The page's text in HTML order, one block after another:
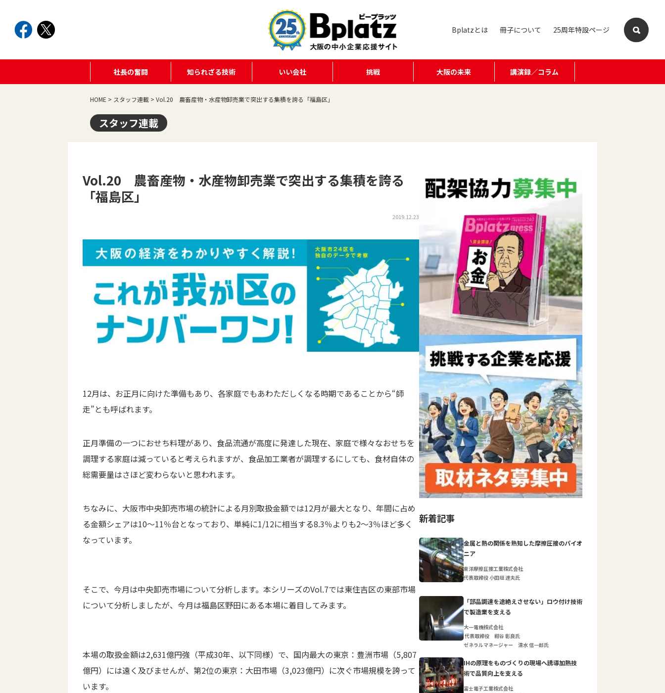
Bplatzとは 冊子について 25周年特設ページ
社長の奮闘 知られざる技術 いい会社 挑戦 大阪の未来 講演録／コラム
HOME > スタッフ連載 > Vol.20 農畜産物・水産物卸売業で突出する集積を誇る「福島区」
スタッフ連載
Vol.20 農畜産物・水産物卸売業で突出する集積を誇る
「福島区」
2019.12.23
12月は、お正月に向けた準備もあり、各家庭でもあわただしくなる時期であることから“師
走”とも呼ばれます。
正月準備の一つにおせち料理があり、食品流通が高度に発達した現在、家庭で様々なおせちを
調理する家庭は減っていると考えられますが、食品加工業者が調理するにしても、食材自体の
総需要量はさほど変わらないと思われます。
ちなみに、大阪市中央卸売市場の統計による月別取扱金額では12月が最大となり、年間に占め
る金額シェアは10～11％台となっており、単純に1/12に相当する8.3％よりも2～3％ほど多く
なっています。
そこで、今月は中央卸売市場について分析します。本シリーズのVol.7では東住吉区の東部市場
について分析しましたが、今月は福島区野田にある本場に着目してみます。
本場の取扱金額は2,631億円強（平成30年、以下同様）で、国内最大の東京：豊洲市場（5,807
億円）には遠く及びませんが、第2位の東京：大田市場（3,023億円）に次ぐ市場規模を誇って
います。
新着記事
金属と熱の関係を熟知した摩擦圧接のパイオ
ニア
東洋摩擦圧接工業株式会社
代表取締役 小田垣 達夫氏
「部品調達を途絶えさせない」ロウ付け技術
で製造業を支える
大一電機株式会社
代表取締役 紺谷 彰良氏
ゼネラルマネージャー 清水 信一郎氏
IHの原理をものづくりの現場へ誘導加熱技
術で品質向上を支える
富士電子工業株式会社